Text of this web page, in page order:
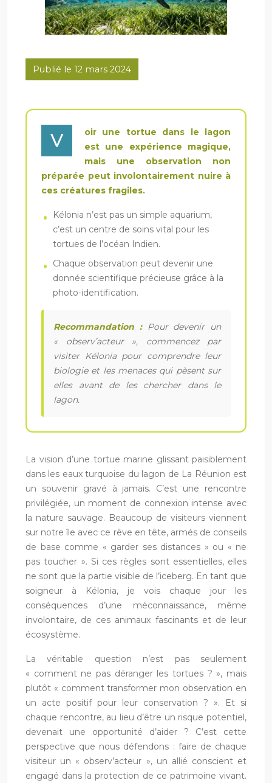
Publié le 12 mars 2024
V
oir une tortue dans le lagon
est une expérience magique,
mais une observation non
préparée peut involontairement nuire à
ces créatures fragiles.
Kélonia n’est pas un simple aquarium,
c’est un centre de soins vital pour les
tortues de l’océan Indien.
Chaque observation peut devenir une
donnée scientifique précieuse grâce à la
photo-identification.
Recommandation :Pour devenir un
« observ’acteur », commencez par
visiter Kélonia pour comprendre leur
biologie et les menaces qui pèsent sur
elles avant de les chercher dans le
lagon.
La vision d’une tortue marine glissant paisiblement
dans les eaux turquoise du lagon de La Réunion est
un souvenir gravé à jamais. C’est une rencontre
privilégiée, un moment de connexion intense avec
la nature sauvage. Beaucoup de visiteurs viennent
sur notre île avec ce rêve en tête, armés de conseils
de base comme « garder ses distances » ou « ne
pas toucher ». Si ces règles sont essentielles, elles
ne sont que la partie visible de l’iceberg. En tant que
soigneur à Kélonia, je vois chaque jour les
conséquences d’une méconnaissance, même
involontaire, de ces animaux fascinants et de leur
écosystème.
La véritable question n’est pas seulement
« comment ne pas déranger les tortues ? », mais
plutôt « comment transformer mon observation en
un acte positif pour leur conservation ? ». Et si
chaque rencontre, au lieu d’être un risque potentiel,
devenait une opportunité d’aider ? C’est cette
perspective que nous défendons : faire de chaque
visiteur un « observ’acteur », un allié conscient et
engagé dans la protection de ce patrimoine vivant.